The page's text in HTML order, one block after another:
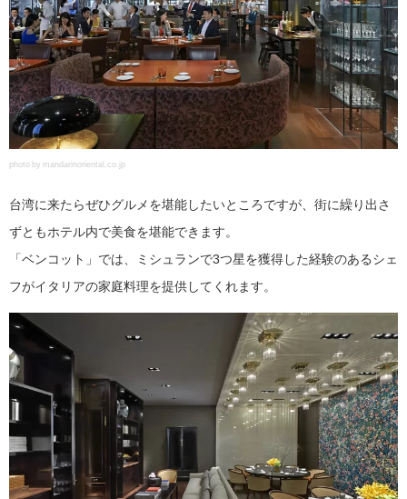
photo by mandarinoriental.co.jp
台湾に来たらぜひグルメを堪能したいところですが、街に繰り出さ
ずともホテル内で美食を堪能できます。
「ベンコット」では、ミシュランで3つ星を獲得した経験のあるシェ
フがイタリアの家庭料理を提供してくれます。